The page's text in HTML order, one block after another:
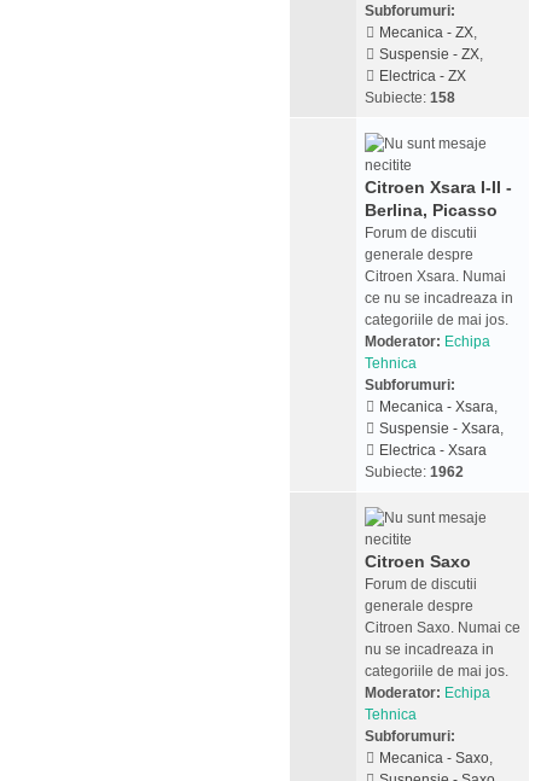
Subforumuri:
Mecanica - ZX,
Suspensie - ZX,
Electrica - ZX
Subiecte: 158
Citroen Xsara I-II -
Berlina, Picasso
Forum de discutii
generale despre
Citroen Xsara. Numai
ce nu se incadreaza in
categoriile de mai jos.
Moderator: Echipa
Tehnica
Subforumuri:
Mecanica - Xsara,
Suspensie - Xsara,
Electrica - Xsara
Subiecte: 1962
Citroen Saxo
Forum de discutii
generale despre
Citroen Saxo. Numai ce
nu se incadreaza in
categoriile de mai jos.
Moderator: Echipa
Tehnica
Subforumuri:
Mecanica - Saxo,